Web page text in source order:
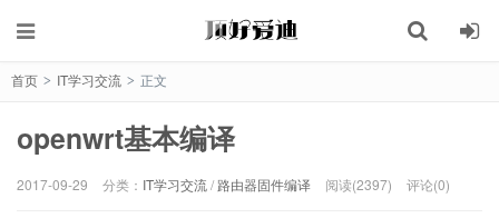
首页 > IT学习交流 > 正文
openwrt基本编译
2017-09-29 分类： IT学习交流/ 路由器固件编译 阅读(2397) 评论(0)
切换登录
我们将发送一封验证邮件至你的邮箱, 请正确填写以完成账号注